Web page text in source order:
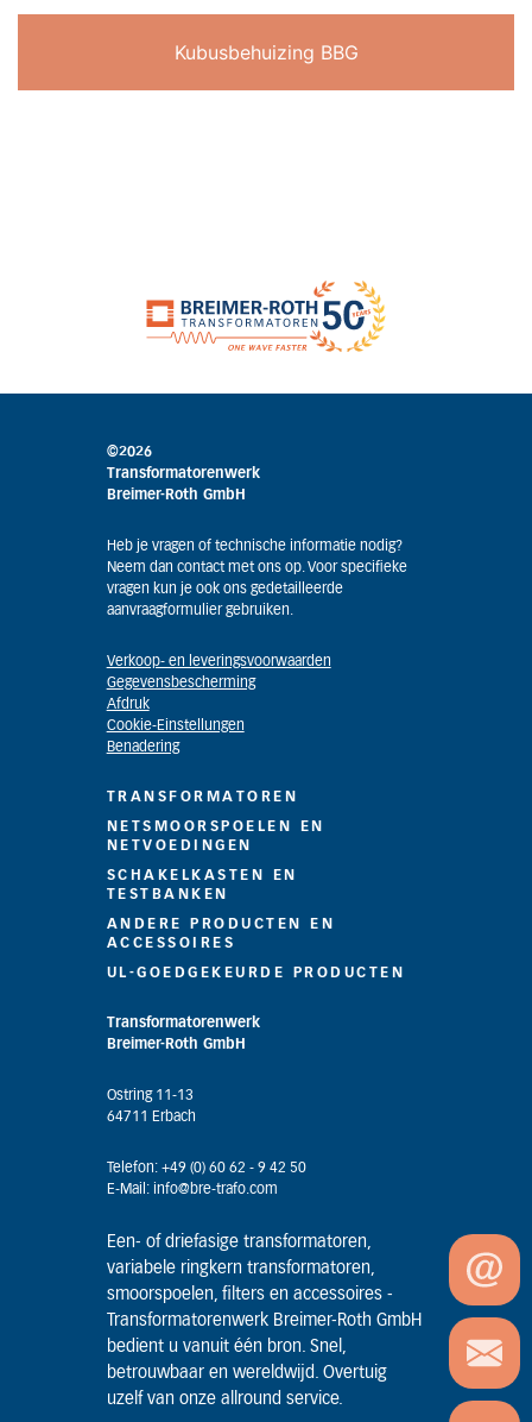
Kubusbehuizing BBG
©2026
Transformatorenwerk
Breimer-Roth GmbH
Heb je vragen of technische informatie nodig?
Neem dan contact met ons op. Voor specifieke
vragen kun je ook ons gedetailleerde
aanvraagformulier gebruiken.
Verkoop- en leveringsvoorwaarden
Gegevensbescherming
Afdruk
Cookie-Einstellungen
Benadering
TRANSFORMATOREN
NETSMOORSPOELEN EN
NETVOEDINGEN
SCHAKELKASTEN EN
TESTBANKEN
ANDERE PRODUCTEN EN
ACCESSOIRES
UL-GOEDGEKEURDE PRODUCTEN
Transformatorenwerk
Breimer-Roth GmbH
Ostring 11-13
64711 Erbach
Telefon: +49 (0) 60 62 - 9 42 50
E-Mail: info@bre-trafo.com
Een- of driefasige transformatoren,
variabele ringkern transformatoren,
smoorspoelen, filters en accessoires -
Transformatorenwerk Breimer-Roth GmbH
bedient u vanuit één bron. Snel,
betrouwbaar en wereldwijd. Overtuig
uzelf van onze allround service.